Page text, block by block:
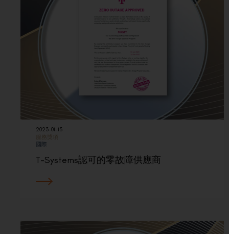
2023-01-13
服務獎項
國際
T-Systems認可的零故障供應商